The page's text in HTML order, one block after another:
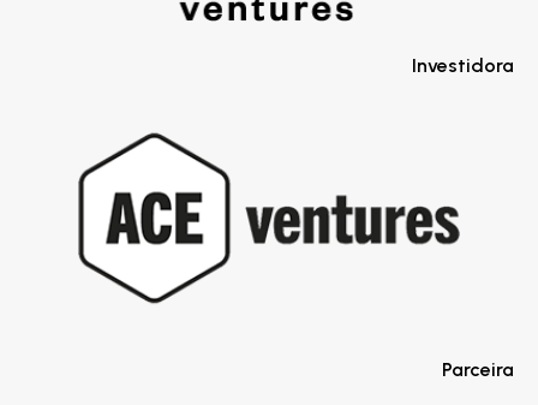
Investidora
Parceira